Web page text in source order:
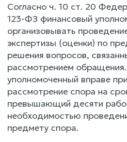
Согласно ч. 10 ст. 20
123-ФЗ финансовый
организовывать
экспертизы (оценки) по
решения вопросов,
рассмотрением
уполномоченный вправе
рассмотрение спора на
превышающий десяти
необходимостью
предмету спора.